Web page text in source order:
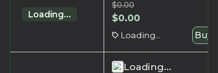
Loading...
$0.00
$0.00
Loading... Buy
Loading...